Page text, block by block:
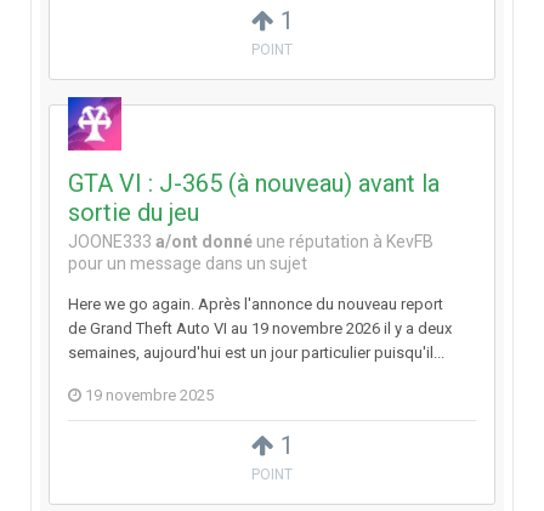
1
POINT
1
POINT
GTA VI : J-365 (à nouveau) avant la
sortie du jeu
JOONE333 a/ont donné une réputation à KevFB
pour un message dans un sujet
Here we go again. Après l'annonce du nouveau report
de Grand Theft Auto VI au 19 novembre 2026 il y a deux
semaines, aujourd'hui est un jour particulier puisqu'il...
19 novembre 2025